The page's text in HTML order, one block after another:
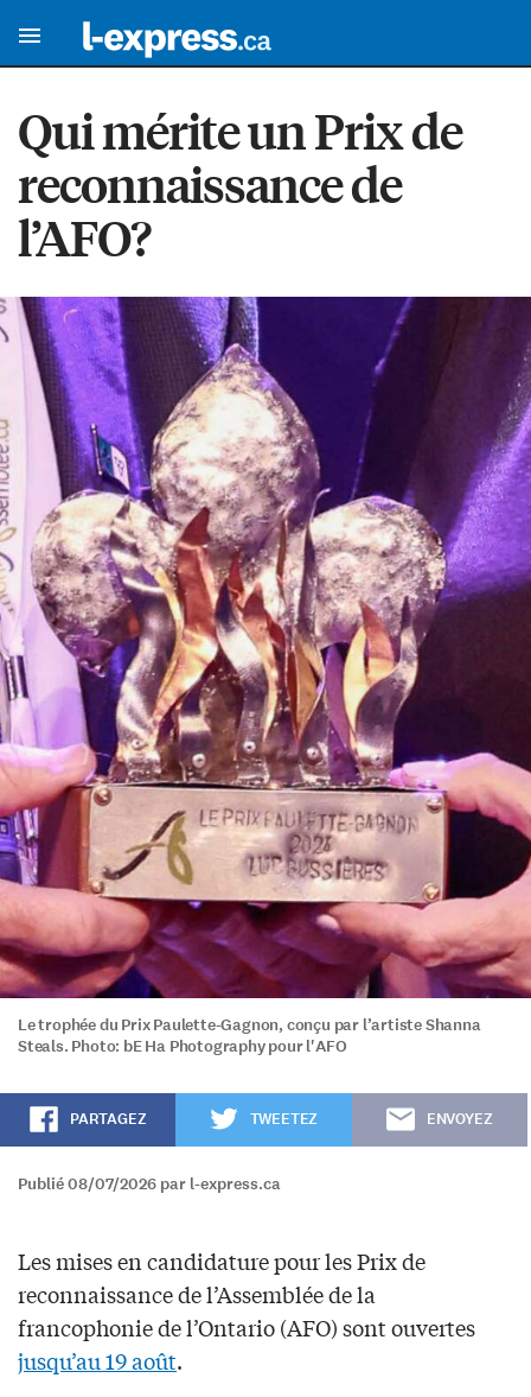
Qui mérite un Prix de
reconnaissance de
l’AFO?
Le trophée du Prix Paulette-Gagnon, conçu par l’artiste Shanna
Steals. Photo: bE Ha Photography pour l'AFO
PARTAGEZ TWEETEZ ENVOYEZ
Publié 08/07/2026 par l-express.ca
Les mises en candidature pour les Prix de
reconnaissance de l’Assemblée de la
francophonie de l’Ontario (AFO) sont ouvertes
jusqu’au 19 août.